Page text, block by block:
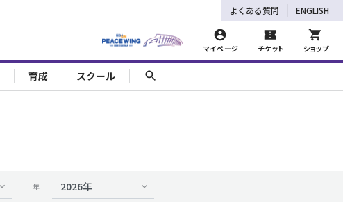
マイページ チケット ショップ
よくある質問 ENGLISH
育成 スクール
年